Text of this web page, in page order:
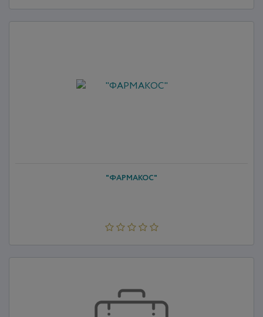
"ФАРМАКОС"